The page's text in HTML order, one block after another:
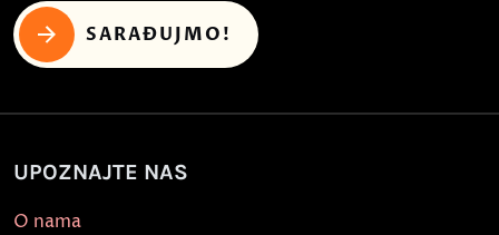
SARAĐUJMO!
UPOZNAJTE NAS
O nama